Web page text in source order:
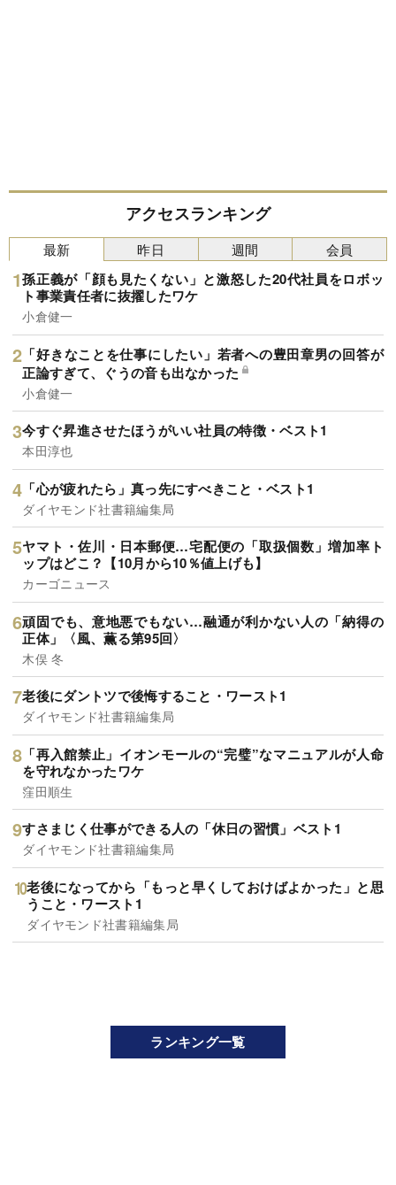
アクセスランキング
最新
孫正義が「顔も見たくない」と激怒した20代社員をロボッ
ト事業責任者に抜擢したワケ
小倉健一
「好きなことを仕事にしたい」若者への豊田章男の回答が
正論すぎて、ぐうの音も出なかった
小倉健一
今すぐ昇進させたほうがいい社員の特徴・ベスト1
本田淳也
「心が疲れたら」真っ先にすべきこと・ベスト1
ダイヤモンド社書籍編集局
ヤマト・佐川・日本郵便…宅配便の「取扱個数」増加率ト
ップはどこ？【10月から10％値上げも】
カーゴニュース
頑固でも、意地悪でもない…融通が利かない人の「納得の
正体」〈風、薫る第95回〉
木俣 冬
老後にダントツで後悔すること・ワースト1
ダイヤモンド社書籍編集局
「再入館禁止」イオンモールの“完璧”なマニュアルが人命
を守れなかったワケ
窪田順生
すさまじく仕事ができる人の「休日の習慣」ベスト1
ダイヤモンド社書籍編集局
老後になってから「もっと早くしておけばよかった」と思
うこと・ワースト1
ダイヤモンド社書籍編集局
昨日 週間 会員
ランキング一覧